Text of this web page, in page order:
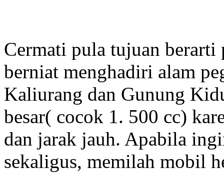
Cermati pula tujuan
berniat menghadiri alam
Kaliurang dan Gunung
besar( cocok 1. 500 cc)
dan jarak jauh. Apabila
sekaligus, memilah mobil